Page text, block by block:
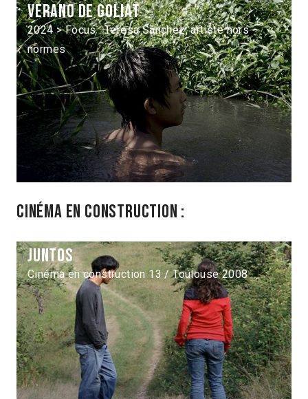
Verano de Goliat
2024 > Focus : Teresa Sánchez, artiste hors
normes
Cinéma en construction :
Juntos
Cinéma en construction 13 / Toulouse 2008